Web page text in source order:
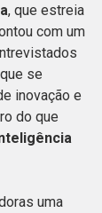
, que estreia
com um
se
inovação e
do que
uma